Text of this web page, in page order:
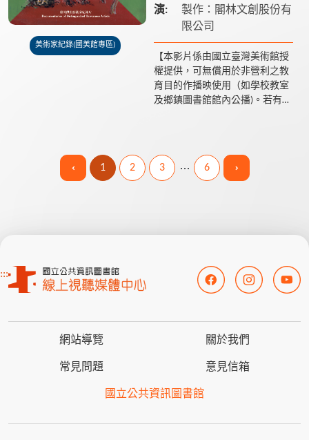
美術家紀錄(國美館專區)
演:
製作：閣林文創股份有
限公司
【本影片係由國立臺灣美術館授
權提供，可無償用於非營利之教
育目的作播映使用（如學校教室
及鄉鎮圖書館館內公播)。若有額
1 2 3 6
:::
網站導覽 關於我們
常見問題 意見信箱
國立公共資訊圖書館